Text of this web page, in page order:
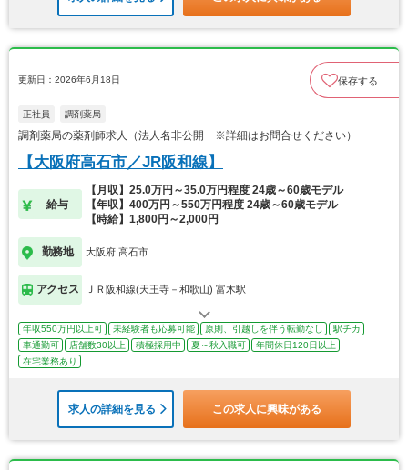
更新日：2026年6月18日 保存する
正社員 調剤薬局
調剤薬局の薬剤師求人（法人名非公開 ※詳細はお問合せください）
【大阪府高石市／JR阪和線】
給与
【月収】25.0万円～35.0万円程度 24歳～60歳モデル
【年収】400万円～550万円程度 24歳～60歳モデル
【時給】1,800円～2,000円
勤務地 大阪府 高石市
アクセス ＪＲ阪和線(天王寺－和歌山) 富木駅
年収550万円以上可 未経験者も応募可能 原則、引越しを伴う転勤なし
駅チカ
車通勤可
店舗数30以上 積極採用中 夏～秋入職可
年間休日120日以上
在宅業務あり
求人の詳細を見る この求人に興味がある